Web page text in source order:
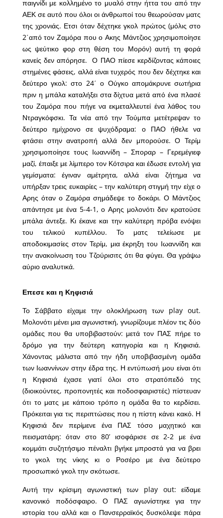
παιγνίδι με κολλημένο το μυαλό στην ήττα του από την
ΑΕΚ σε αυτό που όλοι οι άνθρωποί του θεωρούσαν ματς
της χρονιάς. Ετσι όταν δέχτηκε γκολ πρώτος (μόλις στο
2΄από τον Ζαμόρα που ο Ακης Μάντζιος χρησιμοποίησε
ως ψεύτικο φορ στη θέση του Μορόν) αυτή τη φορά
κανείς δεν απόρησε. Ο ΠΑΟ πίεσε κερδίζοντας κάποιες
στημένες φάσεις, αλλά είναι τυχερός που δεν δέχτηκε και
δεύτερο γκολ: στο 24΄ ο Ούγκο απομάκρυνε σωτήρια
πριν η μπάλα καταλήξει στα δίχτυα μετά από ένα πλασέ
του Ζαμόρα που πήγε να εκμεταλλευτεί ένα λάθος του
Ντραγκόφσκι. Τα νέα από την Τούμπα μετέτρεψαν το
δεύτερο ημίχρονο σε ψυχόδραμα: ο ΠΑΟ ήθελε να
φτάσει στην ανατροπή αλλά δεν μπορούσε. Ο Τερίμ
χρησιμοποίησε τους Ιωαννίδη – Σποραρ – Γερεμέγιεφ
μαζί, έπαιξε με λίμπερο τον Κότσιρα και έδωσε εντολή για
γεμίσματα: έγιναν αμέτρητα, αλλά είναι ζήτημα να
υπήρξαν τρεις ευκαιρίες – την καλύτερη στιγμή την είχε ο
Αρης όταν ο Ζαμόρα σημάδεψε το δοκάρι. Ο Μάντζιος
απάντησε με ένα 5-4-1, ο Αρης μολονότι δεν κρατούσε
μπάλα άντεξε. Κι έκανε και την καλύτερη πρόβα ενόψει
του τελικού κυπέλλου. Το ματς τελείωσε με
αποδοκιμασίες στον Τερίμ, μια έκρηξη του Ιωαννίδη και
την ανακοίνωση του Τζούρισιτς ότι θα φύγει. Θα γράψω
αύριο αναλυτικά.
Επεσε και η Κηφισιά
Το Σάββατο είχαμε την ολοκλήρωση των play out.
Μολονότι μένει μια αγωνιστική, γνωρίζουμε πλέον τις δύο
ομάδες που θα υποβιβαστούν: μετά τον ΠΑΣ πήρε το
δρόμο για την δεύτερη κατηγορία και η Κηφισιά.
Χάνοντας μάλιστα από την ήδη υποβιβασμένη ομάδα
των Ιωαννίνων στην έδρα της. Η εντύπωσή μου είναι ότι
η Κηφισιά έχασε γιατί όλοι στο στρατόπεδό της
(διοικούντες, προπονητές και ποδοσφαιριστές) πίστευαν
ότι το ματς με κάποιο τρόπο η ομάδα θα το κερδίσει.
Πρόκειται για τις περιπτώσεις που η πίστη κάνει κακό. Η
Κηφισιά δεν περίμενε ένα ΠΑΣ τόσο μαχητικό και
πεισματάρη: όταν στο 80’ ισοφάρισε σε 2-2 με ένα
κομμάτι συζητήσιμο πέναλτι βγήκε μπροστά για να βρει
το γκολ της νίκης κι ο Ροσέρο με ένα δεύτερο
προσωπικό γκολ την σκότωσε.
Αυτή την κρίσιμη αγωνιστική των play out: είδαμε
κανονικό ποδόσφαιρο. Ο ΠΑΣ αγωνίστηκε για την
ιστορία του αλλά και ο Πανσερραϊκός δυσκόλεψε πάρα